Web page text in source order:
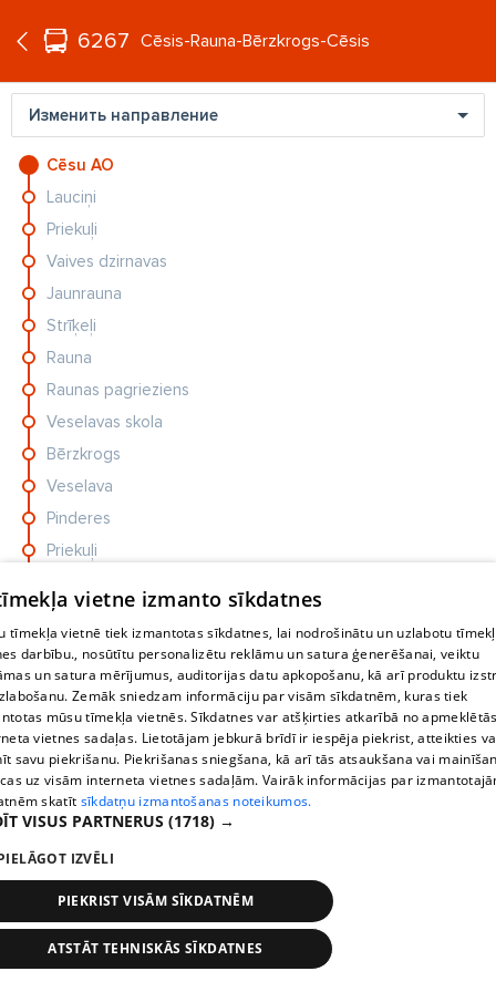
RU
6267 Cēsis-Rauna-Bērzkrogs-Cēsis
Изменить направление
Cēsu AO
Lauciņi
Priekuļi
Vaives dzirnavas
Jaunrauna
Strīķeļi
Rauna
Raunas pagrieziens
Veselavas skola
Bērzkrogs
Veselava
Pinderes
Priekuļi
CIEMOS
FOTO: Vieta romantikai un ballītēm. Kā Andrejeva un
Oстановки Время
CIEMOS
FOTO: Vieta romantikai un ballītēm. Kā Andrejeva un
vietne izmanto sīkdatnes
tīmekļa vietnē tiek izmantotas sīkdatnes, lai nodrošinātu un uzlabotu
darbību., nosūtītu personalizētu reklāmu un satura ģenerēšanai, veiktu
un satura mērījumus, auditorijas datu apkopošanu, kā arī produktu
Zemāk sniedzam informāciju par visām sīkdatnēm, kuras tiek
mūsu tīmekļa vietnēs. Sīkdatnes var atšķirties atkarībā no
vietnes sadaļas. Lietotājam jebkurā brīdī ir iespēja piekrist, atteikties
savu piekrišanu. Piekrišanas sniegšana, kā arī tās atsaukšana vai
uz visām interneta vietnes sadaļām. Vairāk informācijas par
skatīt sīkdatņu izmantošanas noteikumos.
VISUS PARTNERUS (1718) →
IZVĒLI
PIEKRIST VISĀM SĪKDATNĒM
ATSTĀT TEHNISKĀS SĪKDATNES